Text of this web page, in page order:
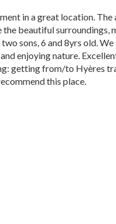
in a great location.
the beautiful surroundings,
sons, 6 and 8yrs old.
enjoying nature.
getting from/to Hyères
this place.